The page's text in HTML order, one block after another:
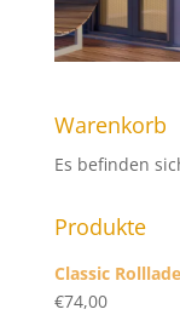
Warenkorb
Es befinden
Produkte
Classic
€74,00